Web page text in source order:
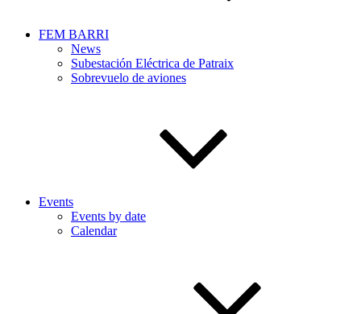
FEM BARRI
News
Subestación Eléctrica de Patraix
Sobrevuelo de aviones
Events
Events by date
Calendar